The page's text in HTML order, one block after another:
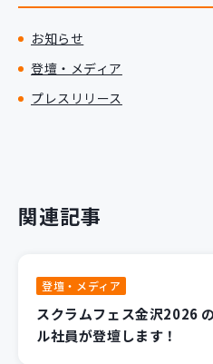
お知らせ
登壇・メディア
プレスリリース
関連記事
登壇・メディア
スクラムフェス金沢2026
ル社員が登壇します！